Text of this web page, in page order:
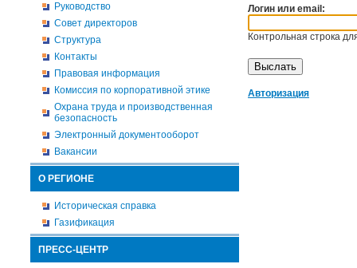
Руководство
Совет директоров
Структура
Контакты
Правовая информация
Комиссия по корпоративной этике
Охрана труда и производственная
безопасность
Электронный документооборот
Вакансии
О РЕГИОНЕ
Историческая справка
Газификация
ПРЕСС-ЦЕНТР
Логин или email:
Контрольная строка
Авторизация